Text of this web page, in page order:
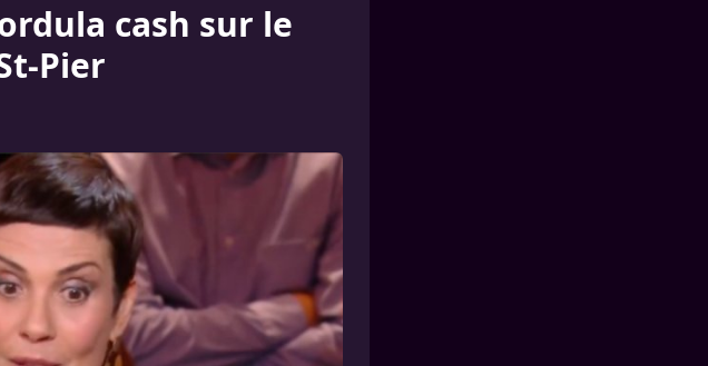
cash sur le
Pier